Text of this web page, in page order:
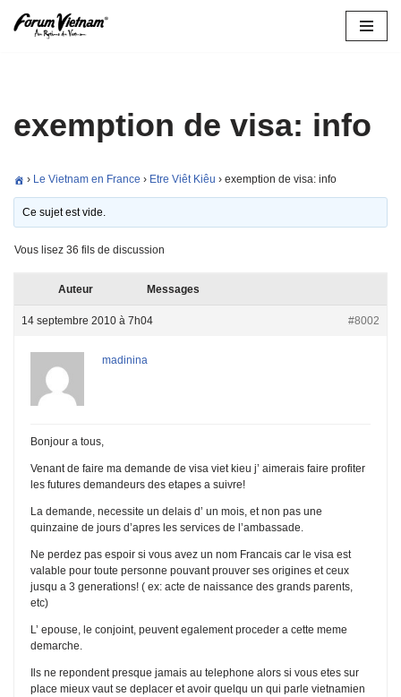
exemption de visa: info
› Le Vietnam en France › Etre Viêt Kiêu › exemption de visa: info
Ce sujet est vide.
Vous lisez 36 fils de discussion
Auteur Messages
14 septembre 2010 à 7h04 #8002
madinina
Bonjour a tous,
Venant de faire ma demande de visa viet kieu j’ aimerais faire profiter
les futures demandeurs des etapes a suivre!
La demande, necessite un delais d’ un mois, et non pas une
quinzaine de jours d’apres les services de l’ambassade.
Ne perdez pas espoir si vous avez un nom Francais car le visa est
valable pour toute personne pouvant prouver ses origines et ceux
jusqu a 3 generations! ( ex: acte de naissance des grands parents,
etc)
L’ epouse, le conjoint, peuvent egalement proceder a cette meme
demarche.
Ils ne repondent presque jamais au telephone alors si vous etes sur
place mieux vaut se deplacer et avoir quelqu un qui parle vietnamien